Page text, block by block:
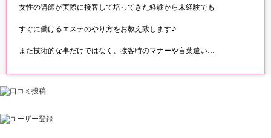
女性の講師が実際に接客して培ってきた経験から未経験でも
すぐに働けるエステのやり方をお教え致します♪
また技術的な事だけではなく、接客時のマナーや言葉遣い
話題などのお客様との接し方までアドバイスさせていただけます★